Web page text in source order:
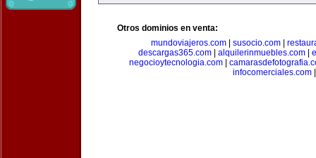
Otros dominios en venta:
mundoviajeros.com| susocio.com|
descargas365.com| alquilerinmuebles.com|
negocioytecnologia.com
infocomerciales.com